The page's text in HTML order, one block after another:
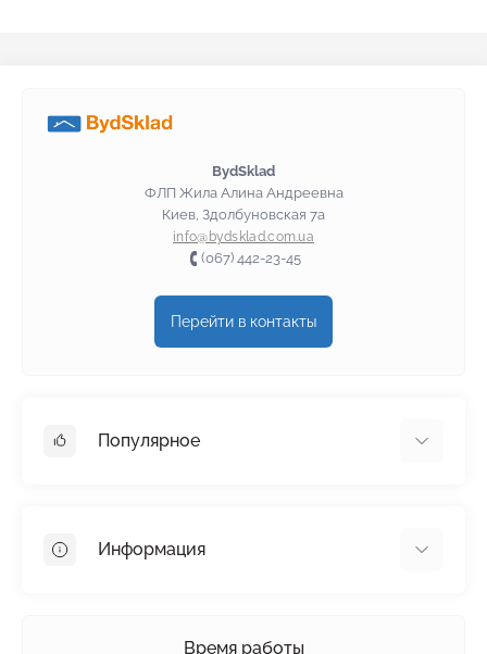
BydSklad
ФЛП Жила Алина Андреевна
Киев, Здолбуновская 7а
info@bydsklad.com.ua
(067) 442-23-45
Перейти в контакты
Популярное
Пенопласт
Информация
Время работы